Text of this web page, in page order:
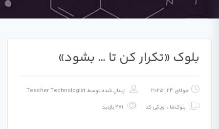
بلوک «تکرار کن تا … بشود»
جولای 24, 2025 ارسال شده توسط Teacher Technologist
بلوک‌ها ، ویکی کد